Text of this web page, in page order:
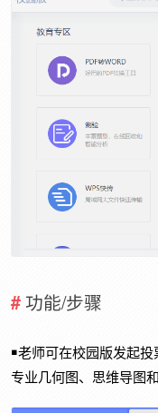
功能/步骤
￭老师可在校园版发起
专业几何图、思维导图